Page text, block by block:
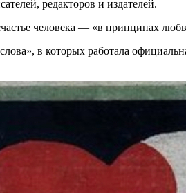
редакторов и издателей.
человека — «в принципах
в которых работала